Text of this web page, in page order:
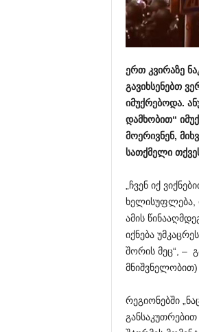
ერთ კვირაზე
გავიხსენებთ
იმუქრებოდა.
დამხობით“
მოერივნენ,
სათქმელი
„ჩვენ იქ
ხელისუფლება,
ამის
იქნება
შორის მეც“, –
რეგიონებში
განსაკუთრებით